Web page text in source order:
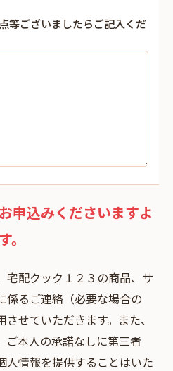
等ございましたらご記入くだ
申込みくださいますよ
宅配クック１２３の商品、サ
係るご連絡（必要な場合の
せていただきます。また、
ご本⼈の承諾なしに第三者
⼈情報を提供することはいた